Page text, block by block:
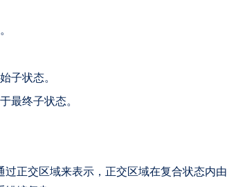
子状态。
最终子状态。
正交区域来表示，正交区域在复合状态内